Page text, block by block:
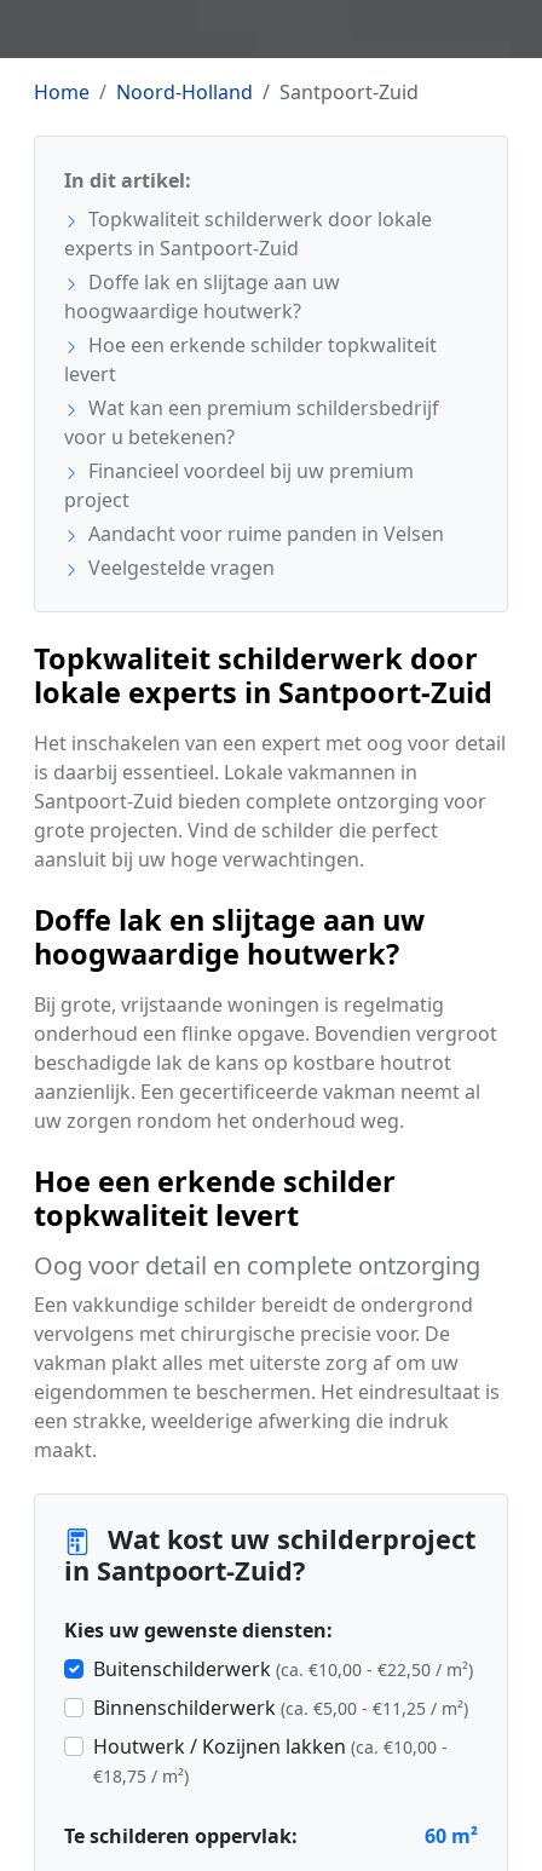
Home Noord-Holland Santpoort-Zuid
In dit artikel:
Topkwaliteit schilderwerk door lokale
experts in Santpoort-Zuid
Doffe lak en slijtage aan uw
hoogwaardige houtwerk?
Hoe een erkende schilder topkwaliteit
levert
Wat kan een premium schildersbedrijf
voor u betekenen?
Financieel voordeel bij uw premium
project
Aandacht voor ruime panden in Velsen
Veelgestelde vragen
Topkwaliteit schilderwerk door
lokale experts in Santpoort-Zuid
Het inschakelen van een expert met oog voor detail
is daarbij essentieel. Lokale vakmannen in
Santpoort-Zuid bieden complete ontzorging voor
grote projecten. Vind de schilder die perfect
aansluit bij uw hoge verwachtingen.
Doffe lak en slijtage aan uw
hoogwaardige houtwerk?
Bij grote, vrijstaande woningen is regelmatig
onderhoud een flinke opgave. Bovendien vergroot
beschadigde lak de kans op kostbare houtrot
aanzienlijk. Een gecertificeerde vakman neemt al
uw zorgen rondom het onderhoud weg.
Hoe een erkende schilder
topkwaliteit levert
Oog voor detail en complete ontzorging
Een vakkundige schilder bereidt de ondergrond
vervolgens met chirurgische precisie voor. De
vakman plakt alles met uiterste zorg af om uw
eigendommen te beschermen. Het eindresultaat is
een strakke, weelderige afwerking die indruk
maakt.
Wat kost uw schilderproject
in Santpoort-Zuid?
Kies uw gewenste diensten:
Buitenschilderwerk (ca. €10,00 - €22,50 / m²)
Binnenschilderwerk (ca. €5,00 - €11,25 / m²)
Houtwerk / Kozijnen lakken (ca. €10,00 -
€18,75 / m²)
Te schilderen oppervlak: 60 m²